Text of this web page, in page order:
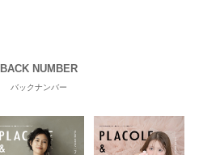
BACK NUMBER
バックナンバー